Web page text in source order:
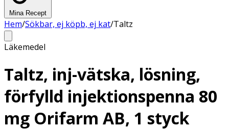
Mina Recept
Hem/Sökbar, ej köpb, ej kat/Taltz
Läkemedel
Taltz, inj-vätska, lösning,
förfylld injektionspenna 80
mg Orifarm AB, 1 styck